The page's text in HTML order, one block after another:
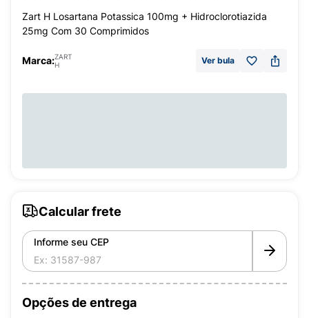
Zart H Losartana Potassica 100mg + Hidroclorotiazida
25mg Com 30 Comprimidos
Marca:ZART
H
Ver bula
Calcular frete
Informe seu CEP
Opções de entrega